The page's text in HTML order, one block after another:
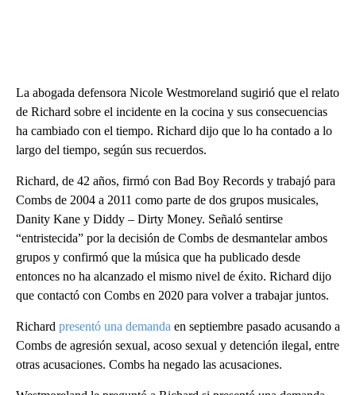
La abogada defensora Nicole Westmoreland sugirió que el relato
de Richard sobre el incidente en la cocina y sus consecuencias
ha cambiado con el tiempo. Richard dijo que lo ha contado a lo
largo del tiempo, según sus recuerdos.
Richard, de 42 años, firmó con Bad Boy Records y trabajó para
Combs de 2004 a 2011 como parte de dos grupos musicales,
Danity Kane y Diddy – Dirty Money. Señaló sentirse
“entristecida” por la decisión de Combs de desmantelar ambos
grupos y confirmó que la música que ha publicado desde
entonces no ha alcanzado el mismo nivel de éxito. Richard dijo
que contactó con Combs en 2020 para volver a trabajar juntos.
Richard presentó una demanda en septiembre pasado acusando a
Combs de agresión sexual, acoso sexual y detención ilegal, entre
otras acusaciones. Combs ha negado las acusaciones.